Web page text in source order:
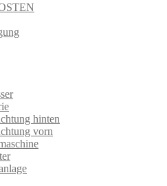
hinten
vorn